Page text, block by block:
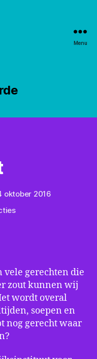
Menu
oktober 2016
op
vele gerechten die
zout kunnen wij
wordt overal
soepen en
nog gerecht waar